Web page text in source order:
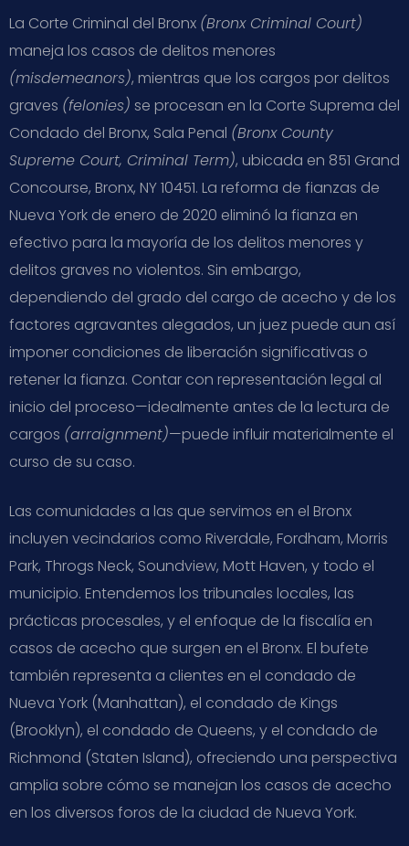
La Corte Criminal del Bronx (Bronx Criminal Court)
maneja los casos de delitos menores
(misdemeanors), mientras que los cargos por delitos
graves (felonies) se procesan en la Corte Suprema del
Condado del Bronx, Sala Penal (Bronx County
Supreme Court, Criminal Term), ubicada en 851 Grand
Concourse, Bronx, NY 10451. La reforma de fianzas de
Nueva York de enero de 2020 eliminó la fianza en
efectivo para la mayoría de los delitos menores y
delitos graves no violentos. Sin embargo,
dependiendo del grado del cargo de acecho y de los
factores agravantes alegados, un juez puede aun así
imponer condiciones de liberación significativas o
retener la fianza. Contar con representación legal al
inicio del proceso—idealmente antes de la lectura de
cargos (arraignment)—puede influir materialmente el
curso de su caso.
Las comunidades a las que servimos en el Bronx
incluyen vecindarios como Riverdale, Fordham, Morris
Park, Throgs Neck, Soundview, Mott Haven, y todo el
municipio. Entendemos los tribunales locales, las
prácticas procesales, y el enfoque de la fiscalía en
casos de acecho que surgen en el Bronx. El bufete
también representa a clientes en el condado de
Nueva York (Manhattan), el condado de Kings
(Brooklyn), el condado de Queens, y el condado de
Richmond (Staten Island), ofreciendo una perspectiva
amplia sobre cómo se manejan los casos de acecho
en los diversos foros de la ciudad de Nueva York.